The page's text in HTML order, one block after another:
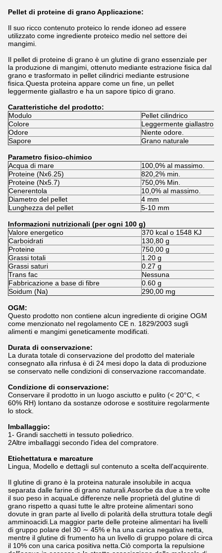
Pellet di proteine di grano Applicazione:
Il suo ricco contenuto proteico lo rende idoneo ad essere
utilizzato come ingrediente proteico medio nel settore dei
mangimi.
Il pellet di proteine di grano è un glutine di grano essenziale per
la produzione di mangimi, ottenuto mediante estrazione fisica dal
grano e trasformato in pellet cilindrici mediante estrusione
fisica.Questa proteina appare come un fine, un pellet
leggermente giallastro e ha un sapore tipico di grano.
Caratteristiche del prodotto:
Modulo
Pellet cilindrico
Colore
Leggermente giallastro
Odore
Niente odore.
Sapore
Grano naturale
Parametro fisico-chimico
Acqua di mare
100,0% al massimo.
Proteine (Nx6.25)
820,2% min.
Proteine (Nx5.7)
750,0% Min.
Cenerentola
10,0% al massimo.
Diametro del pellet
4 mm
Lunghezza del pellet
5-10 mm
Informazioni nutrizionali (per ogni 100 g)
Valore energetico
370 kcal o 1548 KJ
Carboidrati
130,80 g
Proteine
750,00 g
Grassi totali
1.20 g
Grassi saturi
0.27 g
Trans fac
Nessuna
Fabbricazione a base di fibre
0.60 g
Soidum (Na)
290,00 mg
OGM:
Questo prodotto non contiene alcun ingrediente di origine OGM
come menzionato nel regolamento CE n. 1829/2003 sugli
alimenti e mangimi geneticamente modificati.
Durata di conservazione:
La durata totale di conservazione del prodotto del materiale
consegnato alla rinfusa è di 24 mesi dopo la data di produzione
se conservato nelle condizioni di conservazione raccomandate.
Condizione di conservazione:
Conservare il prodotto in un luogo asciutto e pulito (< 20°C, <
60% RH) lontano da sostanze odorose e sostituire regolarmente
lo stock.
Imballaggio:
1- Grandi sacchetti in tessuto poliedrico.
2Altre imballaggi secondo l'idea del compratore.
Etichettatura e marcature
Lingua, Modello e dettagli sul contenuto a scelta dell'acquirente.
Il glutine di grano è la proteina naturale insolubile in acqua
separata dalle farine di grano naturali.Assorbe da due a tre volte
il suo peso in acquaLe differenze nelle proprietà del glutine di
grano rispetto a quasi tutte le altre proteine alimentari sono
dovute in gran parte al livello di polarità della struttura totale degli
amminoacidi.La maggior parte delle proteine alimentari ha livelli
di gruppo polare del 30 ∼ 45% e ha una carica negativa netta,
mentre il glutine di frumento ha un livello di gruppo polare di circa
il 10% con una carica positiva netta.Ciò comporta la repulsione